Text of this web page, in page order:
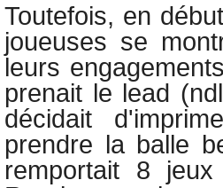
Toutefois, en
joueuses se
leurs
prenait le lead
décidait
prendre la balle
remportait 8